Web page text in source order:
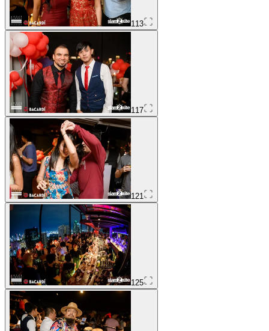
113
117
121
125